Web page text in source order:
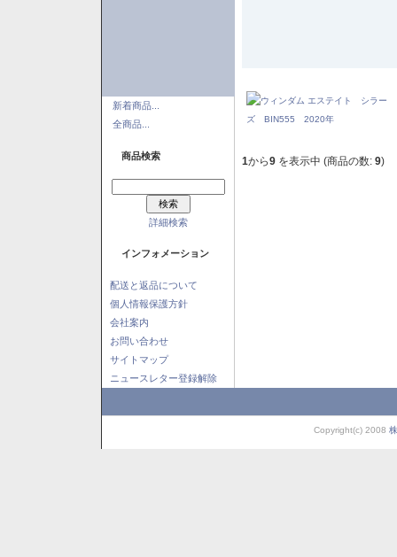
新着商品...
全商品...
商品検索
詳細検索
インフォメーション
配送と返品について
個人情報保護方針
会社案内
お問い合わせ
サイトマップ
ニュースレター登録解除
1から9 を表示中 (商品の数: 9)
Copyright(c) 2008